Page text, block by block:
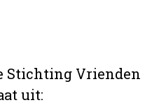
Stichting Vrienden
uit: